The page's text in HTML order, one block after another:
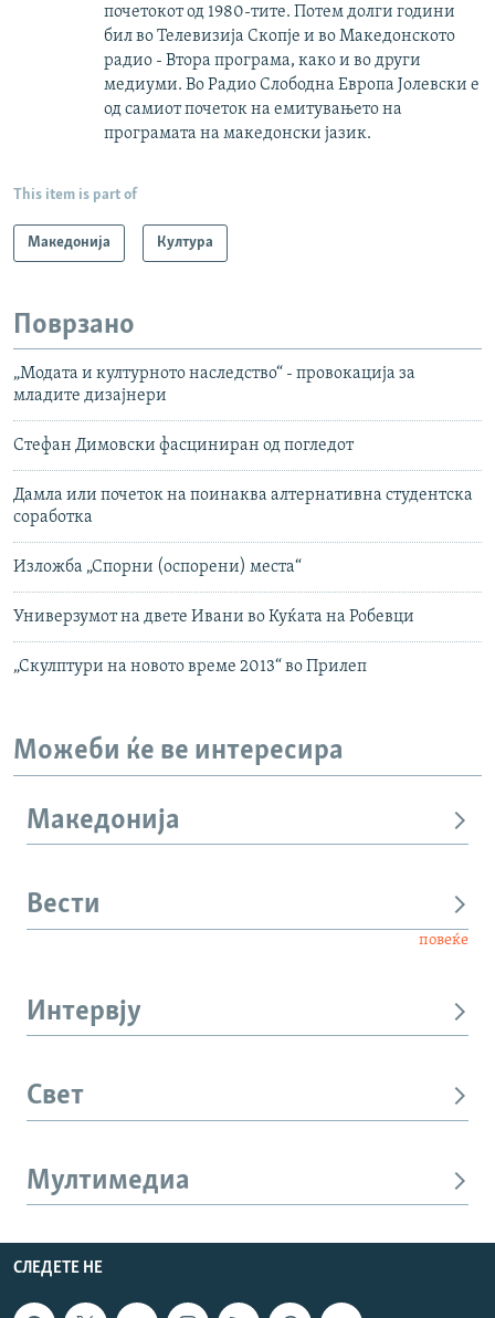
почетокот од 1980-тите. Потем долги години
бил во Телевизија Скопје и во Македонското
радио - Втора програма, како и во други
медиуми. Во Радио Слободна Европа Јолевски е
од самиот почеток на емитувањето на
програмата на македонски јазик.
This item is part of
Македонија Култура
Поврзано
„Модата и културното наследство“ - провокација за
младите дизајнери
Стефан Димовски фасциниран од погледот
Дамла или почеток на поинаква алтернативна студентска
соработка
Изложба „Спорни (оспорени) места“
Универзумот на двете Ивани во Куќата на Робевци
„Скулптури на новото време 2013“ во Прилеп
Можеби ќе ве интересира
Македонија
Вести
повеќе
Интервју
Свет
Мултимедиа
СЛЕДЕТЕ НЕ